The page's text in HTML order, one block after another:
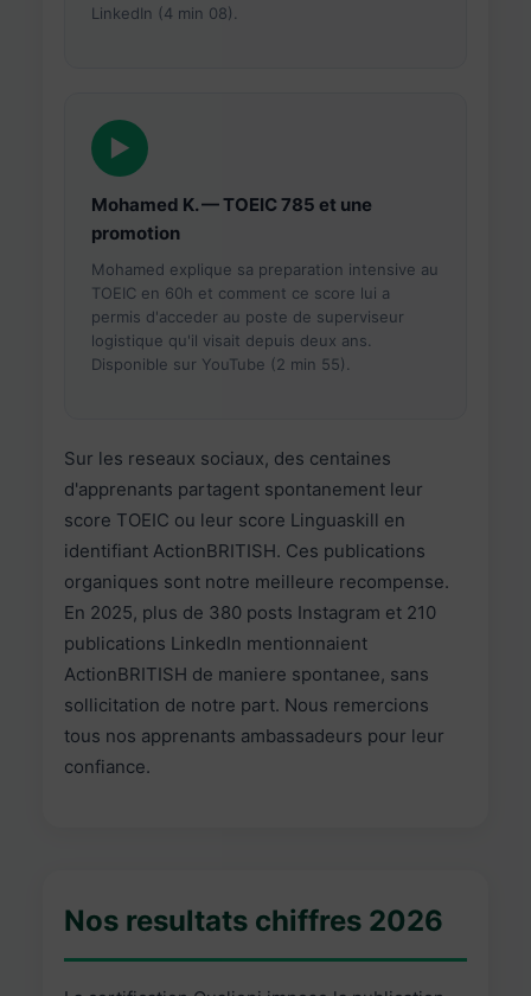
LinkedIn (4 min 08).
▶
Mohamed K. — TOEIC 785 et une
promotion
Mohamed explique sa preparation intensive au
TOEIC en 60h et comment ce score lui a
permis d'acceder au poste de superviseur
logistique qu'il visait depuis deux ans.
Disponible sur YouTube (2 min 55).
Sur les reseaux sociaux, des centaines
d'apprenants partagent spontanement leur
score TOEIC ou leur score Linguaskill en
identifiant ActionBRITISH. Ces publications
organiques sont notre meilleure recompense.
En 2025, plus de 380 posts Instagram et 210
publications LinkedIn mentionnaient
ActionBRITISH de maniere spontanee, sans
sollicitation de notre part. Nous remercions
tous nos apprenants ambassadeurs pour leur
confiance.
Nos resultats chiffres 2026